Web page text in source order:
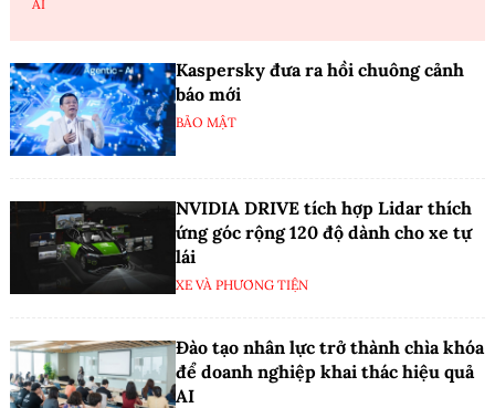
AI
Kaspersky đưa ra hồi chuông cảnh
báo mới
BẢO MẬT
NVIDIA DRIVE tích hợp Lidar thích
ứng góc rộng 120 độ dành cho xe tự
lái
XE VÀ PHƯƠNG TIỆN
Đào tạo nhân lực trở thành chìa khóa
để doanh nghiệp khai thác hiệu quả
AI